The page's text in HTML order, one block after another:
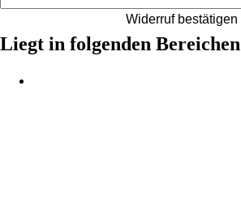
Widerruf bestätigen
Liegt in folgenden Bereichen